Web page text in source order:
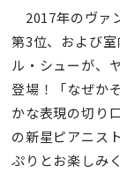
2017年のヴァ
第3位、および
ル・シューが、
登場！「なぜか
かな表現の切り
の新星ピアニス
ぷりとお楽しみ